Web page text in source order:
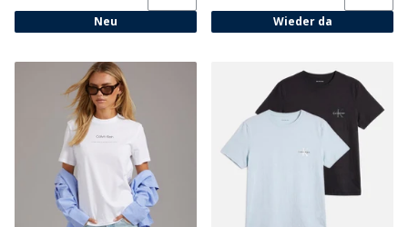
Neu Wieder da